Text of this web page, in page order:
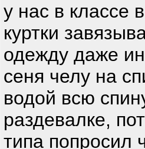
у нас в классе
куртки
одежду даже
сеня челу на
водой всю
раздевалке,
типа попросил